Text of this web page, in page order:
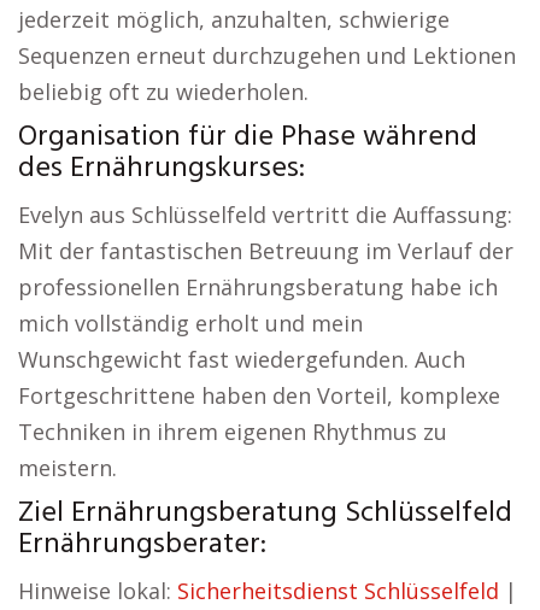
jederzeit möglich, anzuhalten, schwierige
Sequenzen erneut durchzugehen und Lektionen
beliebig oft zu wiederholen.
Organisation für die Phase während
des Ernährungskurses:
Evelyn aus Schlüsselfeld vertritt die Auffassung:
Mit der fantastischen Betreuung im Verlauf der
professionellen Ernährungsberatung habe ich
mich vollständig erholt und mein
Wunschgewicht fast wiedergefunden. Auch
Fortgeschrittene haben den Vorteil, komplexe
Techniken in ihrem eigenen Rhythmus zu
meistern.
Ziel Ernährungsberatung Schlüsselfeld
Ernährungsberater:
Hinweise lokal: Sicherheitsdienst Schlüsselfeld |